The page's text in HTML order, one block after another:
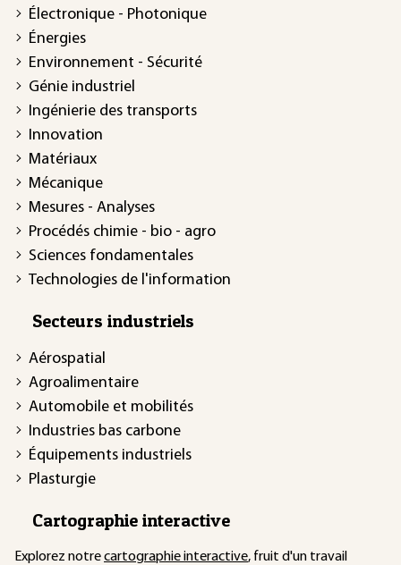
Électronique - Photonique
Énergies
Environnement - Sécurité
Génie industriel
Ingénierie des transports
Innovation
Matériaux
Mécanique
Mesures - Analyses
Procédés chimie - bio - agro
Sciences fondamentales
Technologies de l'information
Secteurs industriels
Aérospatial
Agroalimentaire
Automobile et mobilités
Industries bas carbone
Équipements industriels
Plasturgie
Cartographie interactive
Explorez notrecartographie interactive, fruit d'un travail